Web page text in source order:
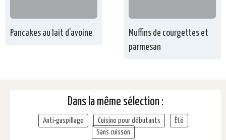
Pancakes au lait d’avoine
Muffins de courgettes et
parmesan
Dans la même sélection :
Anti-gaspillage Cuisine pour débutants
Été
Sans cuisson